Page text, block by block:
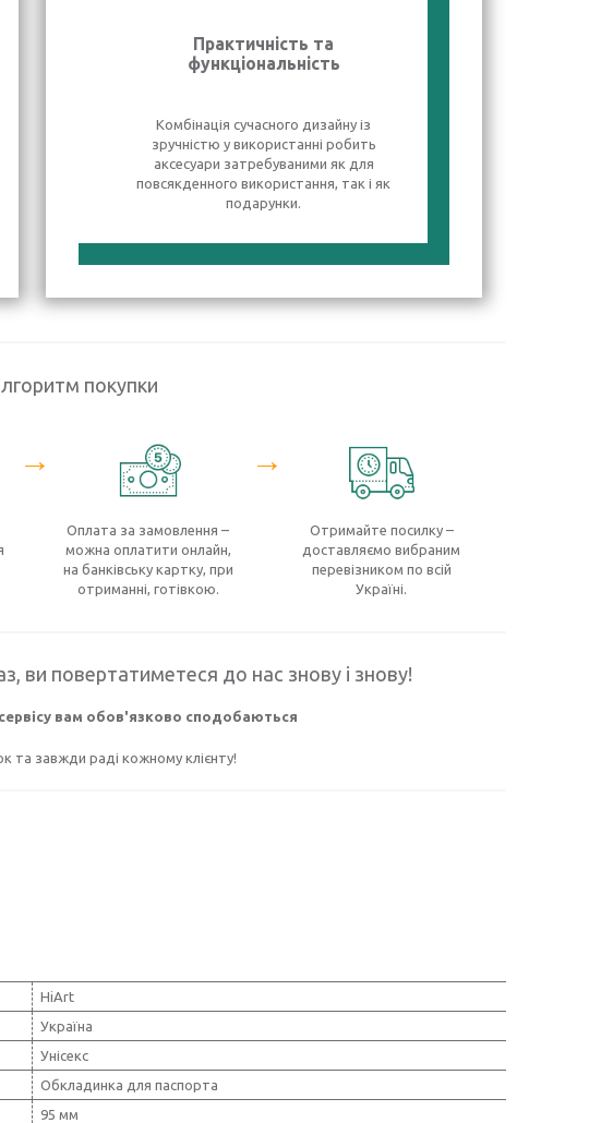
Практичність та
функціональність
Комбінація сучасного дизайну із
зручністю у використанні робить
аксесуари затребуваними як для
повсякденного використання, так і як
подарунки.
покупки
→
Оплата за замовлення –
можна оплатити онлайн,
на банківську картку, при
отриманні, готівкою.
→
Отримайте посилку –
доставляємо вибраним
перевізником по всій
Україні.
ви повертатиметеся до нас знову і знову!
вам обов'язково сподобаються
та завжди раді кожному клієнту!
HiArt
Україна
Унісекс
Обкладинка для паспорта
95 мм